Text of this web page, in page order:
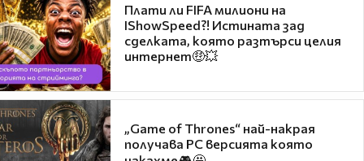
Плати ли FIFA милиони на
IShowSpeed?! Истината зад
сделката, която разтърси целия
интернет🤑💥
„Game of Thrones“ най-накрая
получава PC версията която